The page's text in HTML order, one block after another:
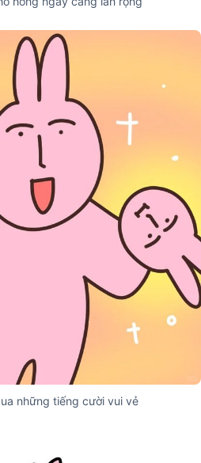
những tiếng cười vui vẻ